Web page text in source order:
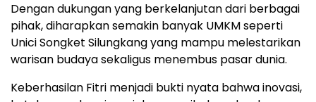
Dengan dukungan yang berkelanjutan dari berbagai
pihak, diharapkan semakin banyak UMKM seperti
Unici Songket Silungkang yang mampu melestarikan
warisan budaya sekaligus menembus pasar dunia.
Keberhasilan Fitri menjadi bukti nyata bahwa inovasi,